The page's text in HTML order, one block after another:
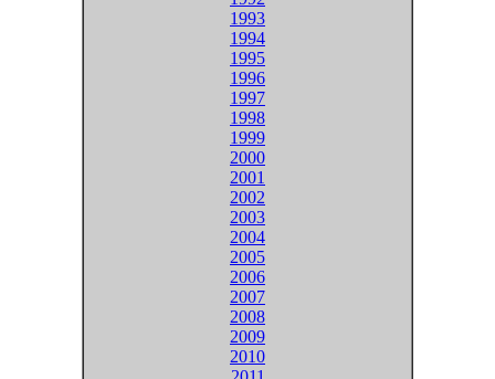
1993
1994
1995
1996
1997
1998
1999
2000
2001
2002
2003
2004
2005
2006
2007
2008
2009
2010